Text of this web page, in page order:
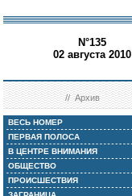
N°135
02 августа 2010
//Архив
ВЕСЬ НОМЕР
ПЕРВАЯ ПОЛОСА
В ЦЕНТРЕ ВНИМАНИЯ
ОБЩЕСТВО
ПРОИСШЕСТВИЯ